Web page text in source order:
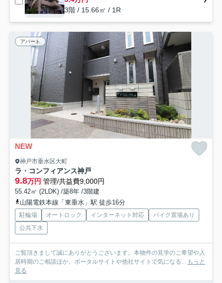
3階 / 15.66㎡ / 1R
アパート
NEW
神戸市垂水区大町
ラ・コンフィアンス神戸
9.8万円 管理/共益費9,000円
55.42㎡ (2LDK) /築8年 /3階建
山陽電鉄本線「東垂水」駅 徒歩16分
駐輪場 オートロック インターネット対応
バイク置場あり
公共下水
ご覧頂きまして誠にありがとうございます。本物件の見学のご希望や入
居時期のご相談ほか、ポータルサイトや他社サイトで気になる... もっと
見る